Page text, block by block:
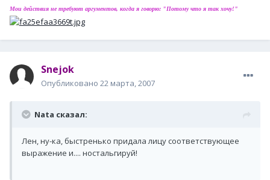
Мои действия не требуют аргументов, когда я говорю: "Потому что я так хочу!"
Snejok
Опубликовано 22 марта, 2007
Nata сказал:
Лен, ну-ка, быстренько придала лицу соответствующее
выражение и.... ностальгируй!